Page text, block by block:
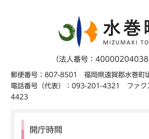
（法人番号：
郵便番号：807-8501 福岡県遠賀郡水巻町
電話番号（代表）：093-201-4321 ファク
4423
開庁時間